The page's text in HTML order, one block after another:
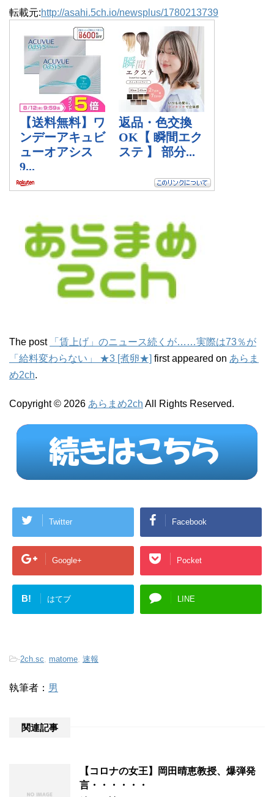
転載元:http://asahi.5ch.io/newsplus/1780213739
The post
「賃上げ」のニュース続くが……実際は73％が
「給料変わらない」 ★3 [煮卵★] first appeared on あらま
め2ch.
Copyright © 2026 あらまめ2ch All Rights Reserved.
Twitter Facebook
Google+ Pocket
B! はてブ LINE
-2ch.sc matome 速報
執筆者： 男
関連記事
【コロナの女王】岡田晴恵教授、爆弾発
言・・・・・・